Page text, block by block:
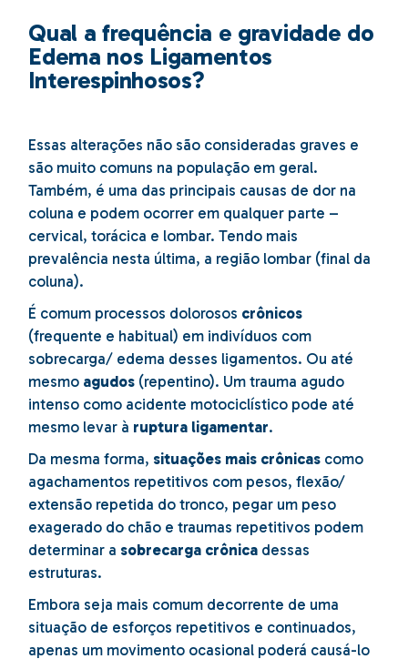
Qual a frequência e gravidade do
Edema nos Ligamentos
Interespinhosos?
Essas alterações não são consideradas graves e
são muito comuns na população em geral.
Também, é uma das principais causas de dor na
coluna e podem ocorrer em qualquer parte –
cervical, torácica e lombar. Tendo mais
prevalência nesta última, a região lombar (final da
coluna).
É comum processos dolorosos crônicos
(frequente e habitual) em indivíduos com
sobrecarga/ edema desses ligamentos. Ou até
mesmo agudos (repentino). Um trauma agudo
intenso como acidente motociclístico pode até
mesmo levar à ruptura ligamentar.
Da mesma forma, situações mais crônicas como
agachamentos repetitivos com pesos, flexão/
extensão repetida do tronco, pegar um peso
exagerado do chão e traumas repetitivos podem
determinar a sobrecarga crônica dessas
estruturas.
Embora seja mais comum decorrente de uma
situação de esforços repetitivos e continuados,
apenas um movimento ocasional poderá causá-lo